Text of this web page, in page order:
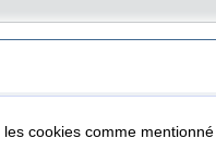
cookies comme